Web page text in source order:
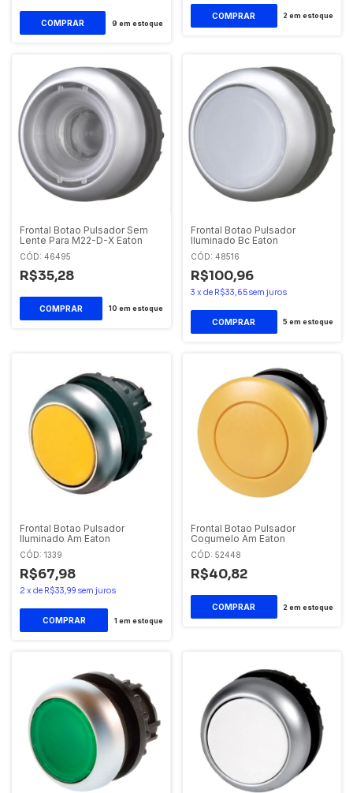
9 em estoque
2 em estoque
Frontal Botao Pulsador Sem
Lente Para M22-D-X Eaton
CÓD: 46495
R$35,28
10 em estoque
Frontal Botao Pulsador
Iluminado Bc Eaton
CÓD: 48516
R$100,96
3 x de R$33,65sem juros
5 em estoque
Frontal Botao Pulsador
Iluminado Am Eaton
CÓD: 1339
R$67,98
2 x de R$33,99 sem juros
1 em estoque
Frontal Botao Pulsador
Cogumelo Am Eaton
CÓD: 52448
R$40,82
2 em estoque